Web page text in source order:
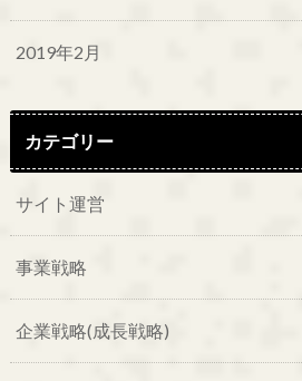
2019年2月
カテゴリー
サイト運営
事業戦略
企業戦略(成長戦略)